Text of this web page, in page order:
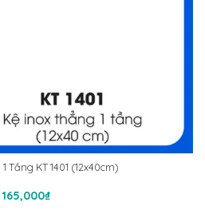
Tầng KT 1401 (12x40cm)
165,000₫
Vào Giỏ Hàng